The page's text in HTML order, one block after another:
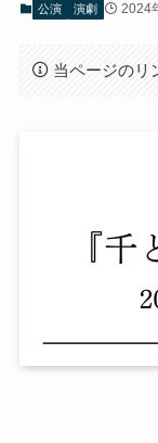
公演 演劇 2024
当ページのリ